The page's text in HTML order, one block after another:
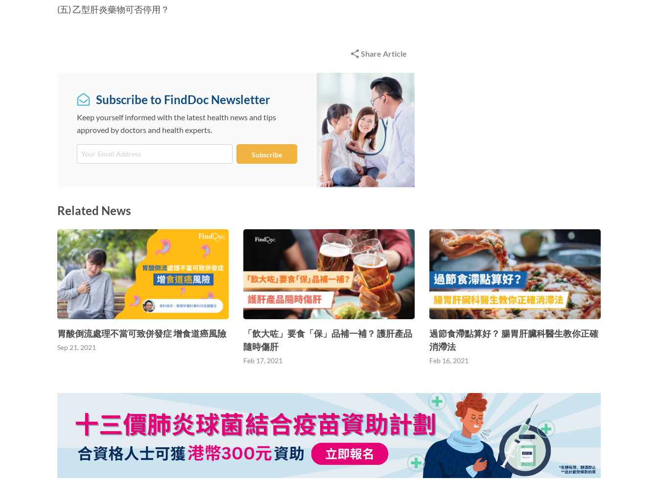
(五) 乙型肝炎藥物可否停用？
Share Article
Subscribe to FindDoc Newsletter
Keep yourself informed with the latest health news and tips
approved by doctors and health experts.
Email
Subscribe
Related News
胃酸倒流處理不當可致併發症 增食道癌風險
Sep 21, 2021
「飲大咗」要食「保」品補一補？ 護肝產品
隨時傷肝
Feb 17, 2021
過節食滯點算好？ 腸胃肝臟科醫生教你正確
消滯法
Feb 16, 2021